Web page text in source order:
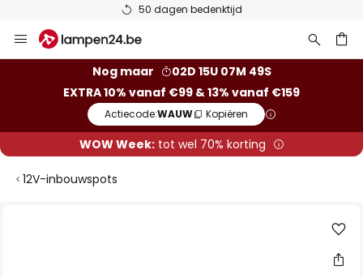
50 dagen bedenktijd
naar
Nog maar
02D 15U 07M 48S
EXTRA 10% vanaf €99 & 13% vanaf €159
Actiecode:WAUW Kopiëren
WOW Week:tot wel 70% korting
12V-inbouwspots